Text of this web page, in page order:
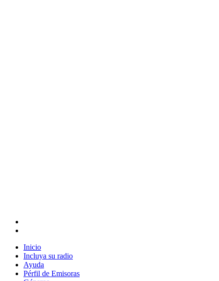
Inicio
Incluya su radio
Ayuda
Pérfil de Emisoras